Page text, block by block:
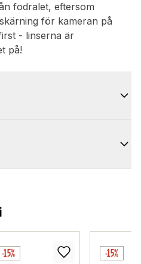
fodralet, eftersom
för kameran på
- linserna är
på!
-15% -15%